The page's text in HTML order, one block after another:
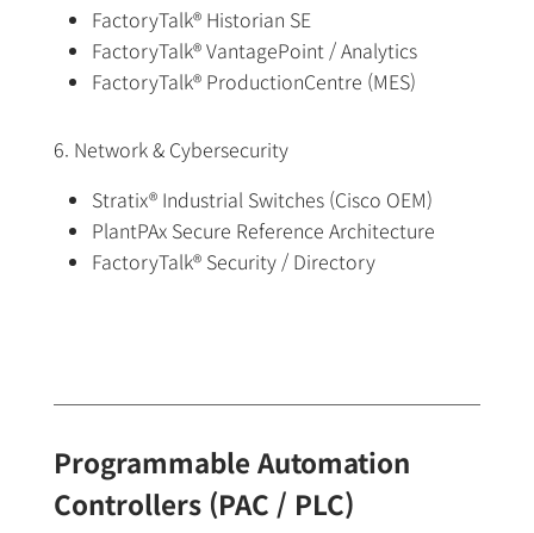
FactoryTalk® Historian SE
FactoryTalk® VantagePoint / Analytics
FactoryTalk® ProductionCentre (MES)
6. Network & Cybersecurity
Stratix® Industrial Switches (Cisco OEM)
PlantPAx Secure Reference Architecture
FactoryTalk® Security / Directory
Programmable Automation
Controllers (PAC / PLC)